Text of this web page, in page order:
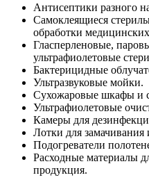
Антисептики разного
Самоклеящиеся
обработки
Гласперленовые,
ультрафиолетовые
Бактерицидные
Ультразвуковые мойки.
Сухожаровые шкафы и
Ультрафиолетовые
Камеры для
Лотки для замачивания
Подогреватели
Расходные материалы
продукция.